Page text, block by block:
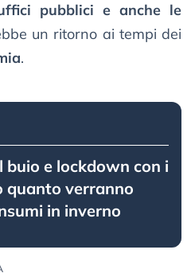
pubblici e anche le
un ritorno ai tempi dei
.
buio e lockdown con i
quanto verranno
in inverno